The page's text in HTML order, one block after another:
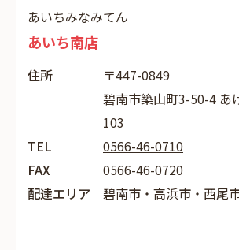
あいちみなみてん
あいち南店
住所
〒447-0849
碧南市築山町3-50-4 あ
103
TEL
0566-46-0710
FAX
0566-46-0720
配達エリア
碧南市・高浜市・西尾